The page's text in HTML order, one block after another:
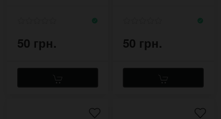
50 грн. 50 грн.